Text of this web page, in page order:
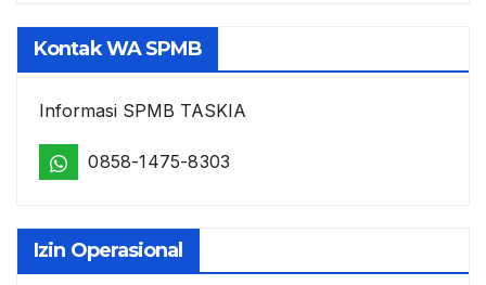
Kontak WA SPMB
Informasi SPMB TASKIA
0858-1475-8303
Izin Operasional